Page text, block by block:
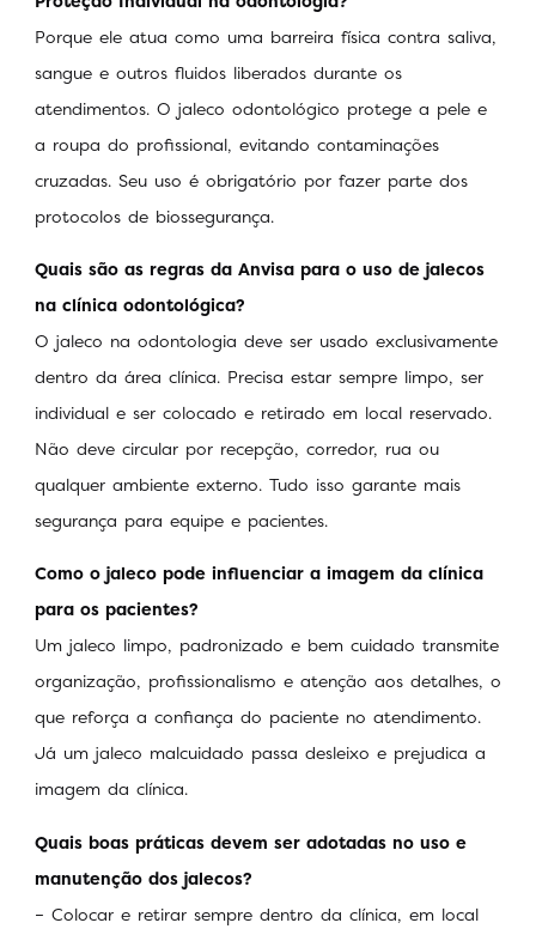
Porque ele atua como uma barreira física contra saliva,
sangue e outros fluidos liberados durante os
atendimentos. O jaleco odontológico protege a pele e
a roupa do profissional, evitando contaminações
cruzadas. Seu uso é obrigatório por fazer parte dos
protocolos de biossegurança.
Quais são as regras da Anvisa para o uso de jalecos
na clínica odontológica?
O jaleco na odontologia deve ser usado exclusivamente
dentro da área clínica. Precisa estar sempre limpo, ser
individual e ser colocado e retirado em local reservado.
Não deve circular por recepção, corredor, rua ou
qualquer ambiente externo. Tudo isso garante mais
segurança para equipe e pacientes.
Como o jaleco pode influenciar a imagem da clínica
para os pacientes?
Um jaleco limpo, padronizado e bem cuidado transmite
organização, profissionalismo e atenção aos detalhes, o
que reforça a confiança do paciente no atendimento.
Já um jaleco malcuidado passa desleixo e prejudica a
imagem da clínica.
Quais boas práticas devem ser adotadas no uso e
manutenção dos jalecos?
– Colocar e retirar sempre dentro da clínica, em local